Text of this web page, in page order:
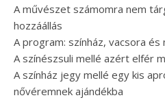
A művészet számomra nem
hozzáállás
A program: színház, vacsora és
A színészsuli mellé azért elfér
A színház jegy mellé egy kis
nővéremnek ajándékba